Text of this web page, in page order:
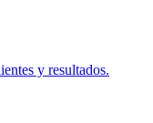
y resultados.